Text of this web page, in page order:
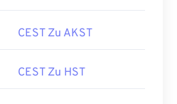
CEST Zu AKST
CEST Zu HST